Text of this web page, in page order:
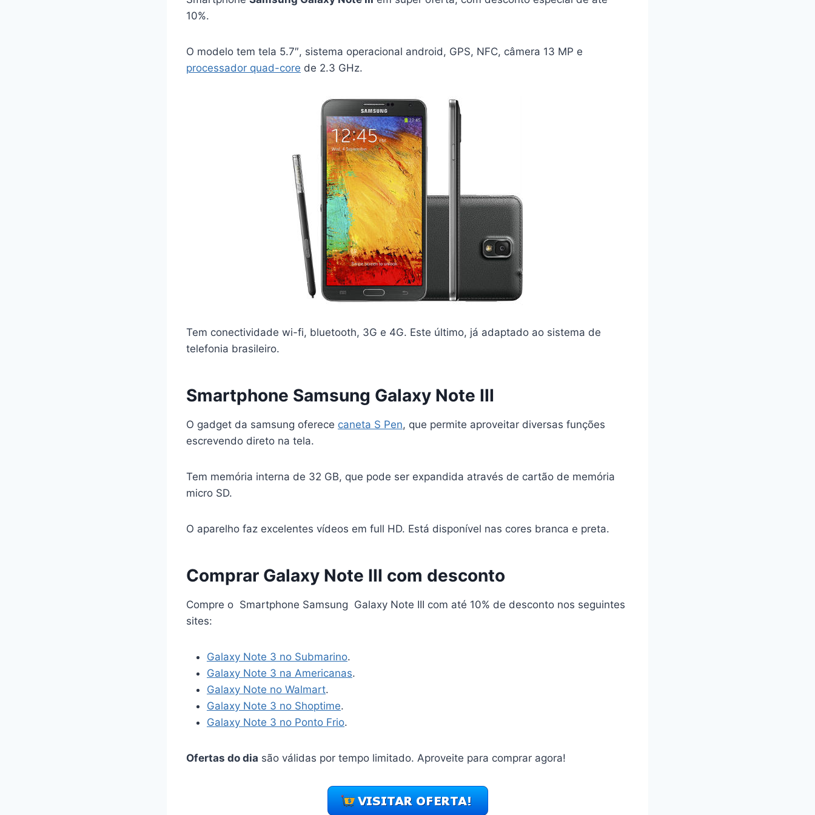
10%.
O modelo tem tela 5.7″, sistema operacional android, GPS, NFC, câmera 13 MP e
processador quad-core de 2.3 GHz.
Tem conectividade wi-fi, bluetooth, 3G e 4G. Este último, já adaptado ao sistema de
telefonia brasileiro.
Smartphone Samsung Galaxy Note III
O gadget da samsung oferece caneta S Pen, que permite aproveitar diversas funções
escrevendo direto na tela.
Tem memória interna de 32 GB, que pode ser expandida através de cartão de memória
micro SD.
O aparelho faz excelentes vídeos em full HD. Está disponível nas cores branca e preta.
Comprar Galaxy Note III com desconto
Compre o Smartphone Samsung Galaxy Note III com até 10% de desconto nos seguintes
sites:
Galaxy Note 3 no Submarino.
Galaxy Note 3 na Americanas.
Galaxy Note no Walmart.
Galaxy Note 3 no Shoptime.
Galaxy Note 3 no Ponto Frio.
Ofertas do dia são válidas por tempo limitado. Aproveite para comprar agora!